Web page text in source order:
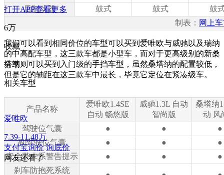
后制动器
鼓式 鼓式
鼓
制表： 网上
我们可以看到相同价位的车型可以买到爱唯欧与威驰以及瑞纳
的中高配车型，这三款车都是小型车，而对于更高级别的新桑
塔纳则可以买到入门级的手挡车型，虽然桑塔纳的配置较低，
但是它的轴距在这三款车中最长，毕竟它定位在紧凑级车。
产品名称
爱唯欧1.4SE
自动 畅悠版
威驰1.3L 自动
智尚版
桑塔纳
动 风
驾驶位气囊
● ●
●
副驾驶位气囊
● ●
●
安全带未系警告提示
● ●
●
刹车防抱死系统
打开APP查看更多
6万
收藏
分享
相关车型
爱唯欧
7.39-11.48万
支付宝询价 询底价
网友还看了